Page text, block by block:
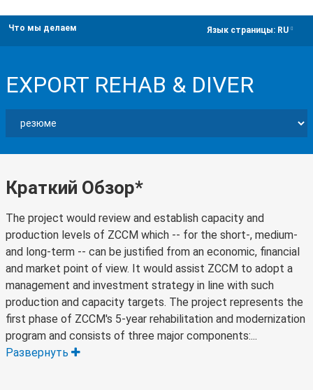
Что мы делаем Язык страницы: RU
EXPORT REHAB & DIVER
Краткий Обзор*
The project would review and establish capacity and
production levels of ZCCM which -- for the short-, medium-
and long-term -- can be justified from an economic, financial
and market point of view. It would assist ZCCM to adopt a
management and investment strategy in line with such
production and capacity targets. The project represents the
first phase of ZCCM's 5-year rehabilitation and modernization
program and consists of three major components:...
Развернуть